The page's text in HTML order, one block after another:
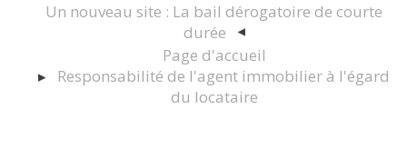
Un nouveau site : La bail dérogatoire de courte
durée
Page d'accueil
Responsabilité de l'agent immobilier à l'égard
du locataire